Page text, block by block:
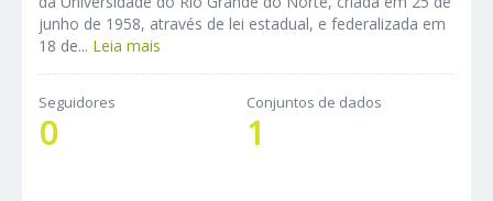
junho de 1958, através de lei estadual, e federalizada em
18 de... Leia mais
Seguidores
0
Conjuntos de dados
1